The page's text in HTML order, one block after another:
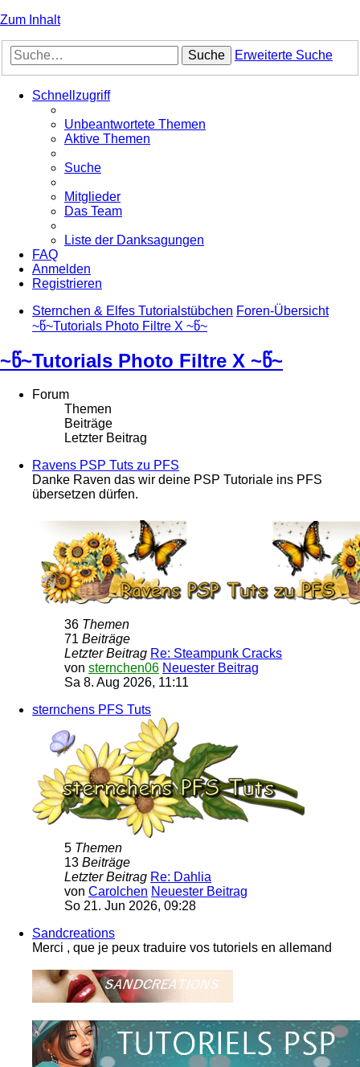
Zum Inhalt
Suche Erweiterte Suche
Schnellzugriff
Unbeantwortete Themen
Aktive Themen
Suche
Mitglieder
Das Team
Liste der Danksagungen
FAQ
Anmelden
Registrieren
Sternchen & Elfes Tutorialstübchen Foren-Übersicht
~წ~Tutorials Photo Filtre X ~წ~
~წ~Tutorials Photo Filtre X ~წ~
Forum
Themen
Beiträge
Letzter Beitrag
Ravens PSP Tuts zu PFS
Danke Raven das wir deine PSP Tutoriale ins PFS
übersetzen dürfen.
36 Themen
71 Beiträge
Letzter Beitrag Re: Steampunk Cracks
von sternchen06 Neuester Beitrag
Sa 8. Aug 2026, 11:11
sternchens PFS Tuts
5 Themen
13 Beiträge
Letzter Beitrag Re: Dahlia
von Carolchen Neuester Beitrag
So 21. Jun 2026, 09:28
Sandcreations
Merci , que je peux traduire vos tutoriels en allemand